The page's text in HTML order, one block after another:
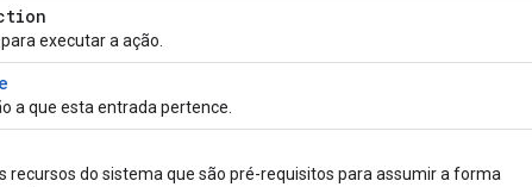
executar a ação.
a que esta entrada pertence.
recursos do sistema que são pré-requisitos para assumir a forma